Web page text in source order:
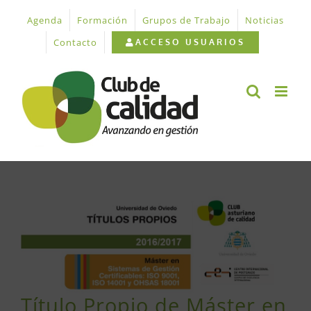
contenido
Agenda Formación Grupos de Trabajo
Noticias
Contacto
ACCESO USUARIOS
más
Título Propio de Máster en